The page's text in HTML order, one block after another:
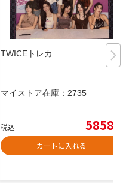
TWICEトレカ
マイストア在庫： 2735
税込 5858
カートに入れる